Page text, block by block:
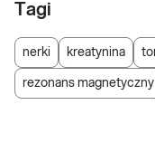
Tagi
nerki kreatynina
rezonans magnetyczny